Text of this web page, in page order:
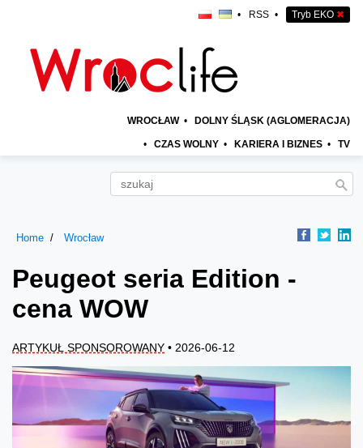
• RSS • Tryb EKO ✖
WROCŁAW • DOLNY ŚLĄSK (AGLOMERACJA)
• CZAS WOLNY • KARIERA I BIZNES • TV
Home Wrocław
Peugeot seria Edition -
cena WOW
ARTYKUŁ SPONSOROWANY • 2026-06-12